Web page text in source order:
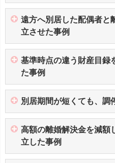
遠方へ別居した配偶者と
立させた事例
基準時点の違う財産目録
た事例
別居期間が短くても、調
高額の離婚解決金を減額
立した事例